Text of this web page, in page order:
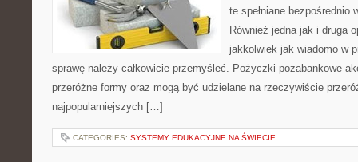
te spełniane
Również jedna jak i druga
jakkolwiek jak wiadomo w
sprawę należy całkowicie przemyśleć. Pożyczki pozabankowe
przeróżne formy oraz mogą być udzielane na rzeczywiście
najpopularniejszych […]
CATEGORIES: SYSTEMY EDUKACYJNE NA ŚWIECIE